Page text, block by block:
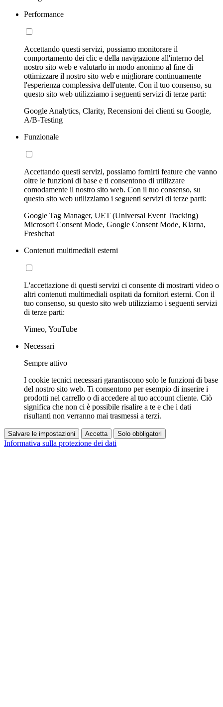
Performance
Accettando questi servizi, possiamo monitorare il
comportamento dei clic e della navigazione all'interno del
nostro sito web e valutarlo in modo anonimo al fine di
ottimizzare il nostro sito web e migliorare continuamente
l'esperienza complessiva dell'utente. Con il tuo consenso, su
questo sito web utilizziamo i seguenti servizi di terze parti:
Google Analytics, Clarity, Recensioni dei clienti su Google,
A/B-Testing
Funzionale
Accettando questi servizi, possiamo fornirti feature che vanno
oltre le funzioni di base e ti consentono di utilizzare
comodamente il nostro sito web. Con il tuo consenso, su
questo sito web utilizziamo i seguenti servizi di terze parti:
Google Tag Manager, UET (Universal Event Tracking)
Microsoft Consent Mode, Google Consent Mode, Klarna,
Freshchat
Contenuti multimediali esterni
L'accettazione di questi servizi ci consente di mostrarti video o
altri contenuti multimediali ospitati da fornitori esterni. Con il
tuo consenso, su questo sito web utilizziamo i seguenti servizi
di terze parti:
Vimeo, YouTube
Necessari
Sempre attivo
I cookie tecnici necessari garantiscono solo le funzioni di base
del nostro sito web. Ti consentono per esempio di inserire i
prodotti nel carrello o di accedere al tuo account cliente. Ciò
significa che non ci è possibile risalire a te e che i dati
risultanti non verranno mai trasmessi a terzi.
Salvare le impostazioni Accetta Solo obbligatori
Informativa sulla protezione dei dati